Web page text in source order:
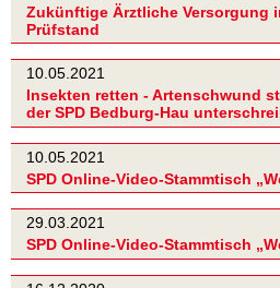
Zukünftige Ärztliche Versorgung
Prüfstand
10.05.2021
Insekten retten - Artenschwund
der SPD Bedburg-Hau
10.05.2021
SPD Online-Video-Stammtisch
29.03.2021
SPD Online-Video-Stammtisch